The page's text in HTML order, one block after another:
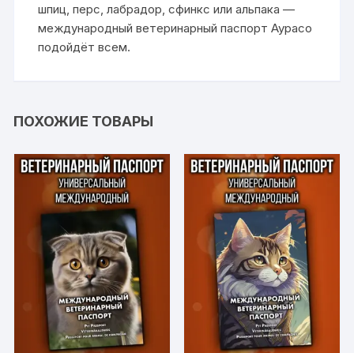
шпиц, перс, лабрадор, сфинкс или альпака —
международный ветеринарный паспорт Аурасо
подойдёт всем.
ПОХОЖИЕ ТОВАРЫ